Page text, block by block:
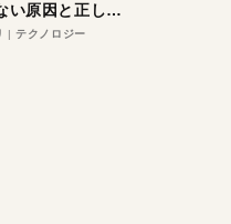
い原因と正しい
テクノロジー